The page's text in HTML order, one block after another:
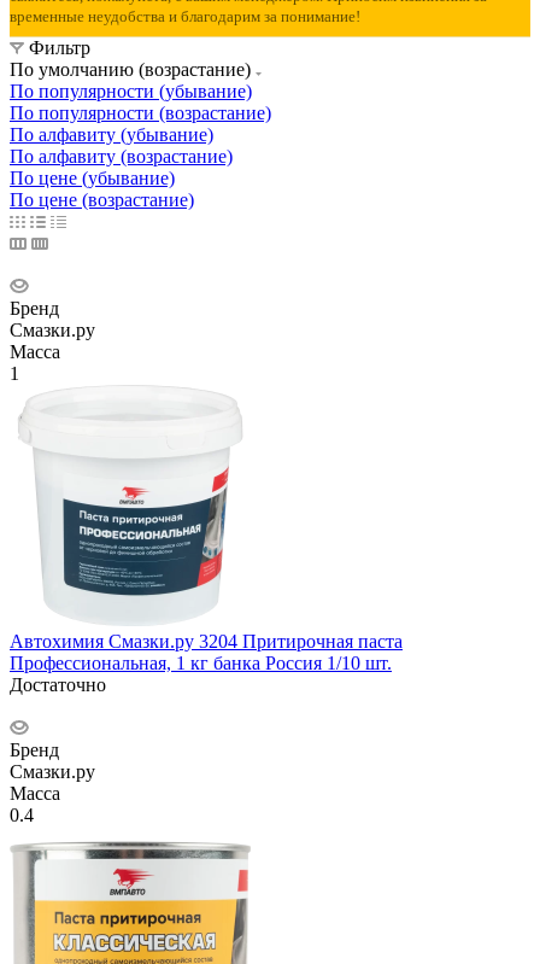
временные неудобства и благодарим за понимание!
Фильтр
По умолчанию (возрастание)
По популярности (убывание)
По популярности (возрастание)
По алфавиту (убывание)
По алфавиту (возрастание)
По цене (убывание)
По цене (возрастание)
Бренд
Смазки.ру
Масса
1
Автохимия Смазки.ру 3204 Притирочная паста
Профессиональная, 1 кг банка Россия 1/10 шт.
Достаточно
Бренд
Смазки.ру
Масса
0.4